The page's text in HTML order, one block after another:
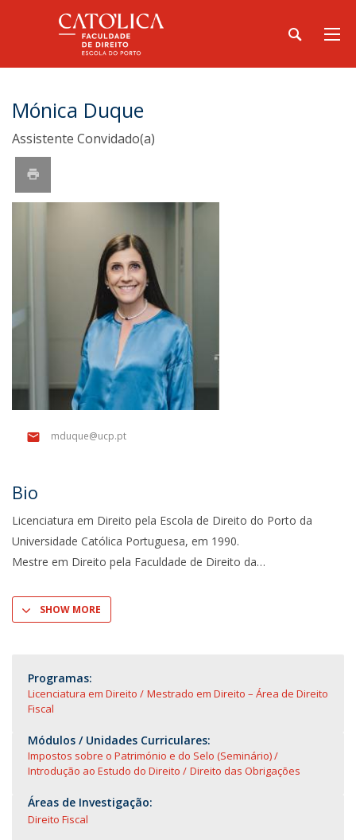
Mónica Duque
Assistente Convidado(a)
mduque@ucp.pt
Bio
Licenciatura em Direito pela Escola de Direito do Porto da
Universidade Católica Portuguesa, em 1990.
Mestre em Direito pela Faculdade de Direito da
SHOW MORE
Programas:
Licenciatura em Direito
Mestrado em Direito – Área de Direito
Fiscal
Módulos / Unidades Curriculares:
Impostos sobre o Património e do Selo (Seminário)
Introdução ao Estudo do Direito
Direito das Obrigações
Áreas de Investigação:
Direito Fiscal